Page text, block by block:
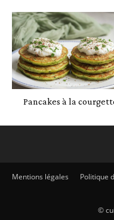
Pancakes à la
Mentions légales Politique
©